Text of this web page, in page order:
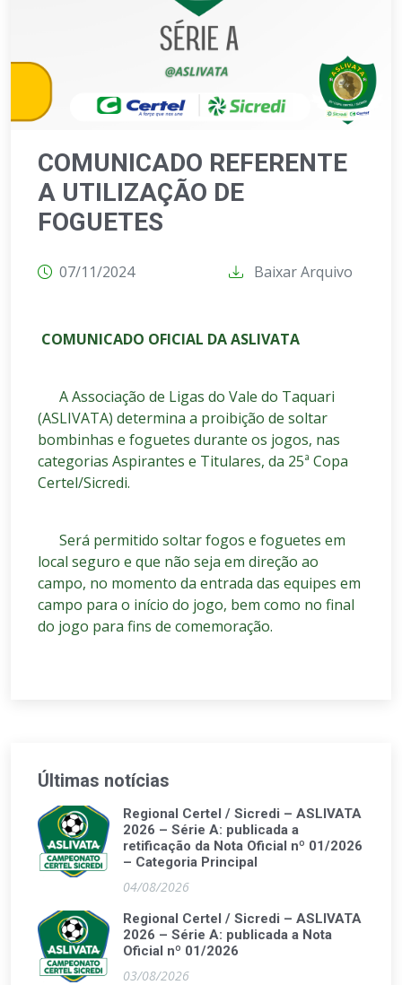
COMUNICADO REFERENTE
A UTILIZAÇÃO DE
FOGUETES
07/11/2024 Baixar Arquivo
COMUNICADO OFICIAL DA ASLIVATA
A Associação de Ligas do Vale do Taquari
(ASLIVATA) determina a proibição de soltar
bombinhas e foguetes durante os jogos, nas
categorias Aspirantes e Titulares, da 25ª Copa
Certel/Sicredi.
Será permitido soltar fogos e foguetes em
local seguro e que não seja em direção ao
campo, no momento da entrada das equipes em
campo para o início do jogo, bem como no final
do jogo para fins de comemoração.
Últimas notícias
Regional Certel / Sicredi – ASLIVATA
2026 – Série A: publicada a
retificação da Nota Oficial nº 01/2026
– Categoria Principal
04/08/2026
Regional Certel / Sicredi – ASLIVATA
2026 – Série A: publicada a Nota
Oficial nº 01/2026
03/08/2026